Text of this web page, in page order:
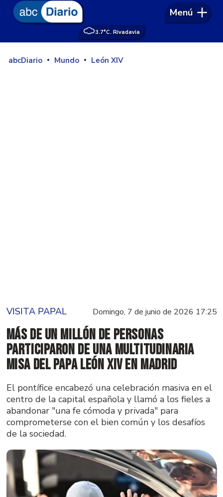
3.7°C. Rivadavia
Menú
abcDiario Mundo León XIV
VISITA PAPAL Domingo, 7 de junio de 2026 17:25
Más de un millón de personas
participaron de una multitudinaria
misa del papa León XIV en Madrid
El pontífice encabezó una celebración masiva en el
centro de la capital española y llamó a los fieles a
abandonar "una fe cómoda y privada" para
comprometerse con el bien común y los desafíos
de la sociedad.